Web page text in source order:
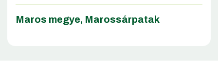
Maros megye, Marossárpatak